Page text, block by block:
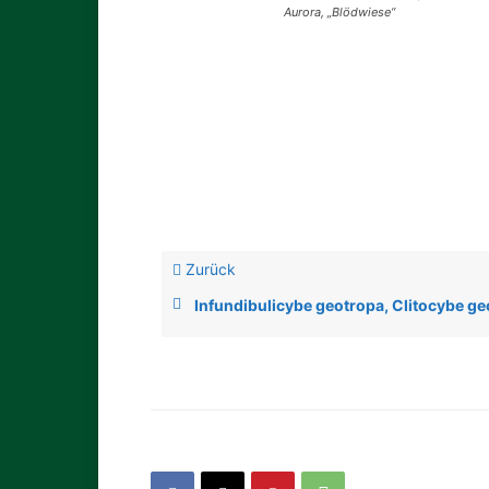
Aurora, „Blödwiese“
Zurück
Infundibulicybe geotropa, Clitocybe